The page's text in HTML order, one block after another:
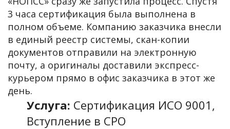
3 часа сертификация была выполнена в
полном объеме. Компанию заказчика внесли
в единый реестр системы, скан-копии
документов отправили на электронную
почту, а оригиналы доставили экспресс-
курьером прямо в офис заказчика в этот же
день.
Услуга: Сертификация ИСО 9001,
Вступление в СРО